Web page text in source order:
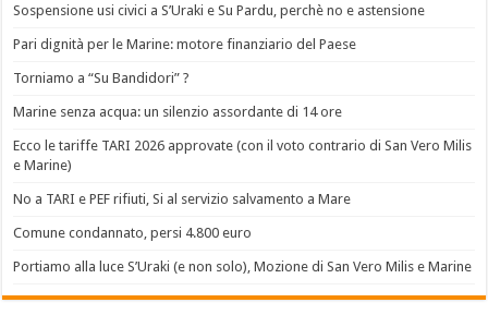
Sospensione usi civici a S’Uraki e Su Pardu, perchè no e astensione
Pari dignità per le Marine: motore finanziario del Paese
Torniamo a “Su Bandidori” ?
Marine senza acqua: un silenzio assordante di 14 ore
Ecco le tariffe TARI 2026 approvate (con il voto contrario di San Vero Milis
e Marine)
No a TARI e PEF rifiuti, Si al servizio salvamento a Mare
Comune condannato, persi 4.800 euro
Portiamo alla luce S’Uraki (e non solo), Mozione di San Vero Milis e Marine